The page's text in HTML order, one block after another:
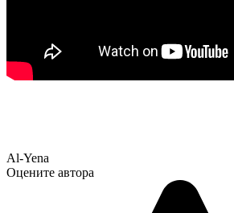
Al-Yena
Оцените автора